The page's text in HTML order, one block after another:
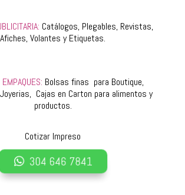
Catálogos, Plegables, Revistas,
Afiches, Volantes y Etiquetas.
Bolsas finas para Boutique,
Cajas en Carton para alimentos y
productos.
Cotizar Impreso
304 646 7841